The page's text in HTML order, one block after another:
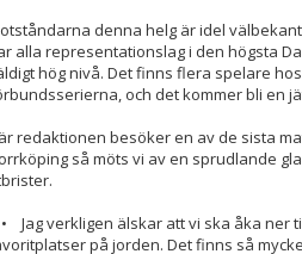
denna helg är idel
alla representationslag i den högsta
hög nivå. Det finns flera spelare
och det kommer bli en
redaktionen besöker en av de sista
så möts vi av en sprudlande
Jag verkligen älskar att vi ska åka ner
på jorden. Det finns så